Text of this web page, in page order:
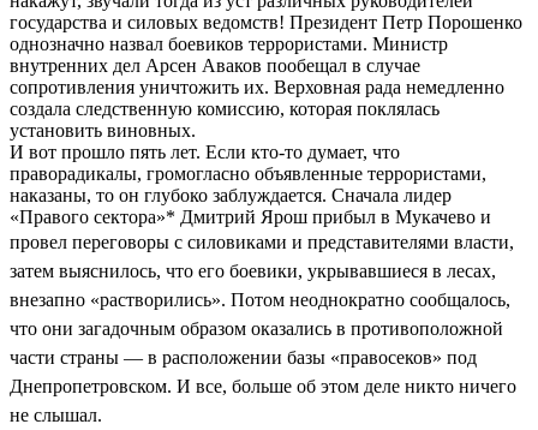
государства и силовых ведомств! Президент Петр Порошенко
однозначно назвал боевиков террористами. Министр
внутренних дел Арсен Аваков пообещал в случае
сопротивления уничтожить их. Верховная рада немедленно
создала следственную комиссию, которая поклялась
установить виновных.
И вот прошло пять лет. Если кто-то думает, что
праворадикалы, громогласно объявленные террористами,
наказаны, то он глубоко заблуждается. Сначала лидер
«Правого сектора»* Дмитрий Ярош прибыл в Мукачево и
провел переговоры с силовиками и представителями власти,
затем выяснилось, что его боевики, укрывавшиеся в лесах,
внезапно «растворились». Потом неоднократно сообщалось,
что они загадочным образом оказались в противоположной
части страны — в расположении базы «правосеков» под
Днепропетровском. И все, больше об этом деле никто ничего
не слышал.